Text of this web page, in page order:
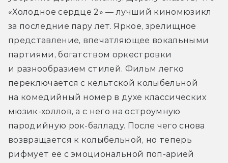
«Холодное сердце 2» — лучший киномюзикл
за последние пару лет. Яркое, зрелищное
представление, впечатляющее вокальными
партиями, богатством оркестровки
и разнообразием стилей. Фильм легко
переключается с кельтской колыбельной
на комедийный номер в духе классических
мюзик-холлов, а с него на остроумную
пародийную рок-балладу. После чего снова
возвращается к колыбельной, но теперь
рифмует её с эмоциональной поп-арией